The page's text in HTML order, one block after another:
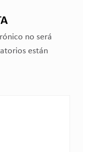
no será
están